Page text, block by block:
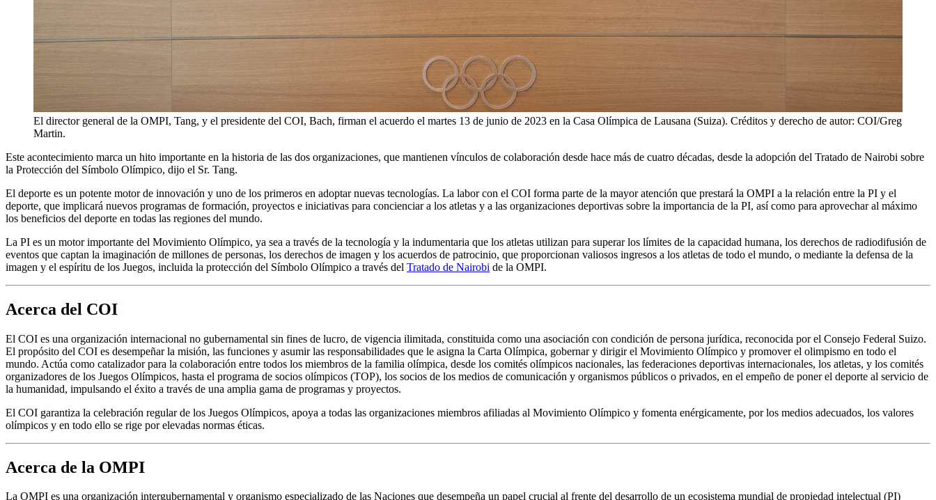
El director general de la OMPI, Tang, y el presidente del COI, Bach, firman el acuerdo el martes 13 de junio de 2023 en la Casa Olímpica de Lausana (Suiza). Créditos y derecho de autor: COI/Greg
Martin.
Este acontecimiento marca un hito importante en la historia de las dos organizaciones, que mantienen vínculos de colaboración desde hace más de cuatro décadas, desde la adopción del Tratado de Nairobi sobre
la Protección del Símbolo Olímpico, dijo el Sr. Tang.
El deporte es un potente motor de innovación y uno de los primeros en adoptar nuevas tecnologías. La labor con el COI forma parte de la mayor atención que prestará la OMPI a la relación entre la PI y el
deporte, que implicará nuevos programas de formación, proyectos e iniciativas para concienciar a los atletas y a las organizaciones deportivas sobre la importancia de la PI, así como para aprovechar al máximo
los beneficios del deporte en todas las regiones del mundo.
La PI es un motor importante del Movimiento Olímpico, ya sea a través de la tecnología y la indumentaria que los atletas utilizan para superar los límites de la capacidad humana, los derechos de radiodifusión de
eventos que captan la imaginación de millones de personas, los derechos de imagen y los acuerdos de patrocinio, que proporcionan valiosos ingresos a los atletas de todo el mundo, o mediante la defensa de la
imagen y el espíritu de los Juegos, incluida la protección del Símbolo Olímpico a través del Tratado de Nairobi de la OMPI.
Acerca del COI
El COI es una organización internacional no gubernamental sin fines de lucro, de vigencia ilimitada, constituida como una asociación con condición de persona jurídica, reconocida por el Consejo Federal Suizo.
El propósito del COI es desempeñar la misión, las funciones y asumir las responsabilidades que le asigna la Carta Olímpica, gobernar y dirigir el Movimiento Olímpico y promover el olimpismo en todo el
mundo. Actúa como catalizador para la colaboración entre todos los miembros de la familia olímpica, desde los comités olímpicos nacionales, las federaciones deportivas internacionales, los atletas, y los comités
organizadores de los Juegos Olímpicos, hasta el programa de socios olímpicos (TOP), los socios de los medios de comunicación y organismos públicos o privados, en el empeño de poner el deporte al servicio de
la humanidad, impulsando el éxito a través de una amplia gama de programas y proyectos.
El COI garantiza la celebración regular de los Juegos Olímpicos, apoya a todas las organizaciones miembros afiliadas al Movimiento Olímpico y fomenta enérgicamente, por los medios adecuados, los valores
olímpicos y en todo ello se rige por elevadas normas éticas.
Acerca de la OMPI
La OMPI es una organización intergubernamental y organismo especializado de las Naciones que desempeña un papel crucial al frente del desarrollo de un ecosistema mundial de propiedad intelectual (PI)